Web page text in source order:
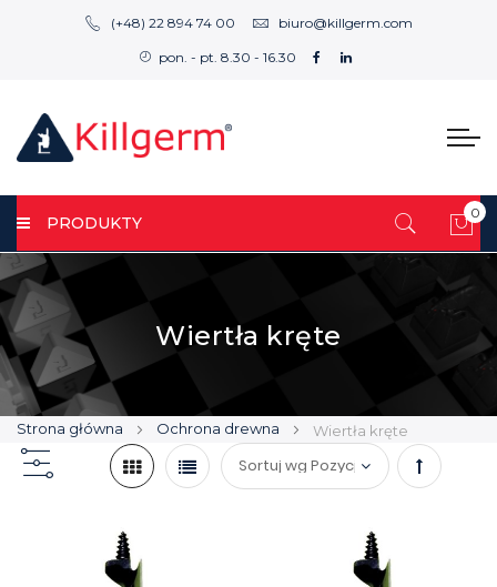
(+48) 22 894 74 00 biuro@killgerm.com
pon. - pt. 8.30 - 16.30
PRODUKTY
0
Wiertła kręte
Strona główna Ochrona drewna Wiertła kręte
Ustaw